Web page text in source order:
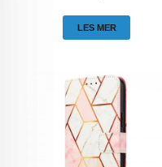
LES MER